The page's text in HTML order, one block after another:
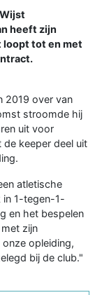
heeft zijn
loopt tot en met
2019 over van
stroomde hij
uit voor
de keeper deel uit
atletische
in 1-tegen-1-
en het bespelen
zijn
opleiding,
bij de club."